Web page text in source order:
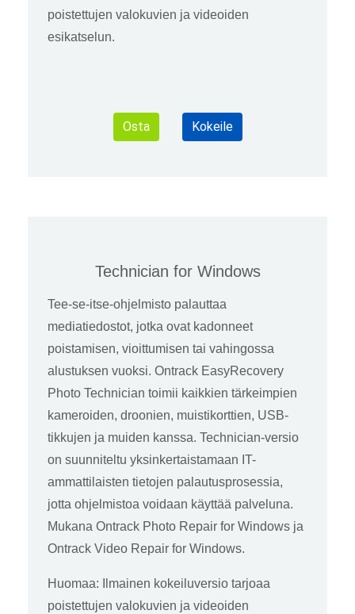
poistettujen valokuvien ja videoiden
esikatselun.
Osta Kokeile
Technician for Windows
Tee-se-itse-ohjelmisto palauttaa
mediatiedostot, jotka ovat kadonneet
poistamisen, vioittumisen tai vahingossa
alustuksen vuoksi. Ontrack EasyRecovery
Photo Technician toimii kaikkien tärkeimpien
kameroiden, droonien, muistikorttien, USB-
tikkujen ja muiden kanssa. Technician-versio
on suunniteltu yksinkertaistamaan IT-
ammattilaisten tietojen palautusprosessia,
jotta ohjelmistoa voidaan käyttää palveluna.
Mukana Ontrack Photo Repair for Windows ja
Ontrack Video Repair for Windows.
Huomaa: Ilmainen kokeiluversio tarjoaa
poistettujen valokuvien ja videoiden